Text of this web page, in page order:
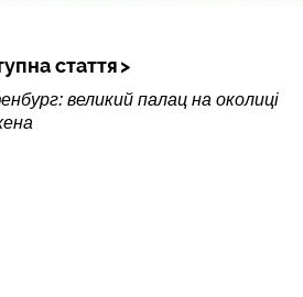
стаття
великий палац на околиці